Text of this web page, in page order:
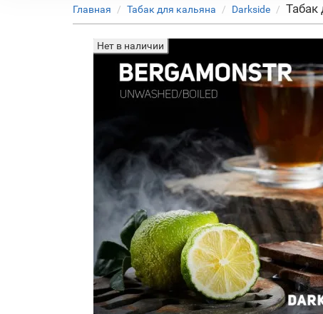
Главная Табак для кальяна Darkside Табак
Нет в наличии